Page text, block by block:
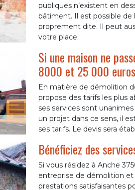
publiques n’existent en
bâtiment. Il est possible de
proprement dite. Il peut
votre place.
Si une maison ne
8000 et 25 000
En matière de démolition
propose des tarifs les plus
ses services sont
un projet dans ce sens, il
ses tarifs. Le devis sera
Bénéficiez des
Si vous résidez à Anche
entreprise de démolition et
prestations satisfaisantes